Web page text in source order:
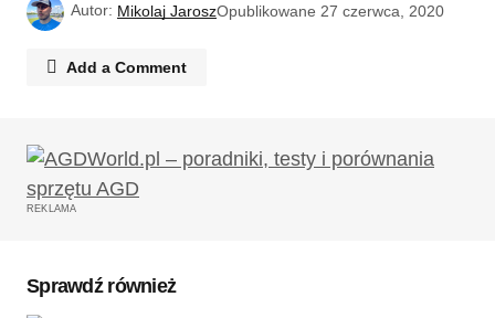
Autor: Mikolaj JaroszOpublikowane 27 czerwca, 2020
Add a Comment
Twój adres email nie zostanie opublikowany.
Wymagane pola są oznaczone
REKLAMA
Sprawdź również